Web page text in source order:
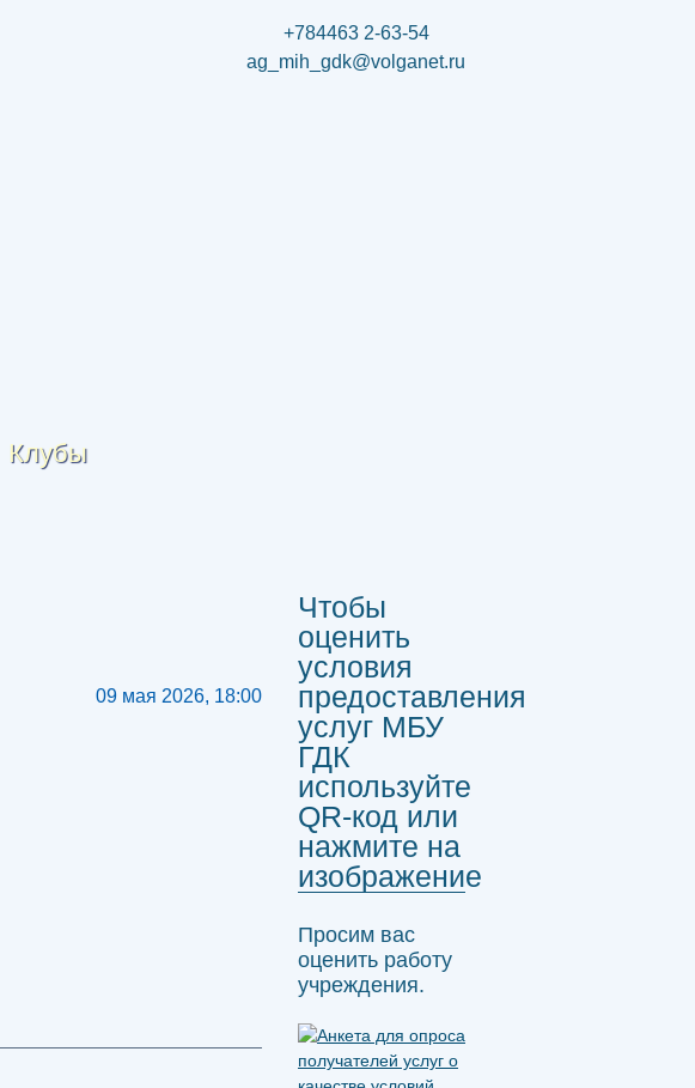
+784463 2-63-54
ag_mih_gdk@volganet.ru
Клубы
09 мая 2026, 18:00
Чтобы
оценить
условия
предоставления
услуг МБУ
ГДК
используйте
QR-код или
нажмите на
изображение
Просим вас
оценить работу
учреждения.